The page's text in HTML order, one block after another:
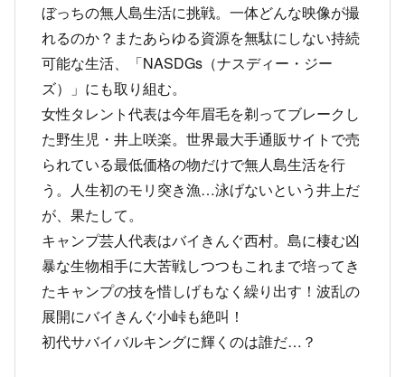
ぼっちの無人島生活に挑戦。一体どんな映像が撮
れるのか？またあらゆる資源を無駄にしない持続
可能な生活、「NASDGs（ナスディー・ジー
ズ）」にも取り組む。
女性タレント代表は今年眉毛を剃ってブレークし
た野生児・井上咲楽。世界最大手通販サイトで売
られている最低価格の物だけで無人島生活を行
う。人生初のモリ突き漁…泳げないという井上だ
が、果たして。
キャンプ芸人代表はバイきんぐ西村。島に棲む凶
暴な生物相手に大苦戦しつつもこれまで培ってき
たキャンプの技を惜しげもなく繰り出す！波乱の
展開にバイきんぐ小峠も絶叫！
初代サバイバルキングに輝くのは誰だ…？